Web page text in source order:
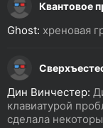
Квантовое
Ghost: хреновая
Дин Винчестер:
клавиатурой
сделала